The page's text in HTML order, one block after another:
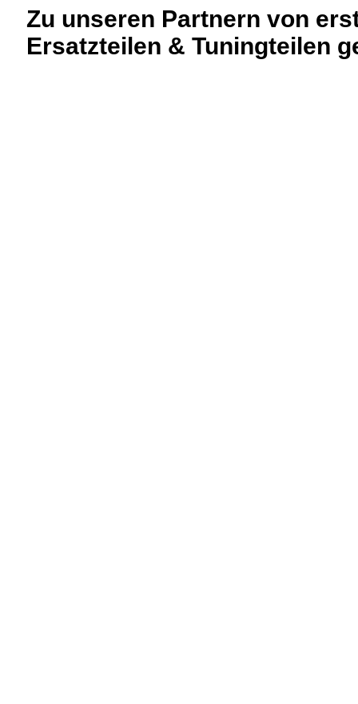
Zu unseren Partnern von
Ersatzteilen & Tuningteilen